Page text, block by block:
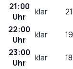
21:00
Uhr
klar 21
22:00
Uhr
klar 19
23:00
Uhr
klar 18